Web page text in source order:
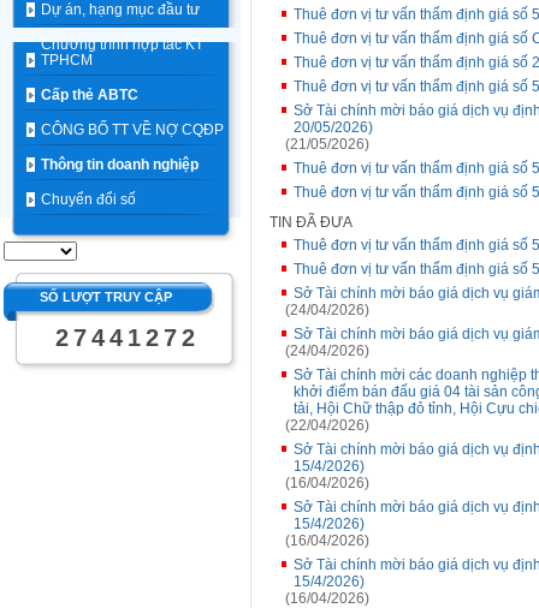
Dự án, hạng mục đầu tư
Chương trình hợp tác KT
TPHCM
Cấp thẻ ABTC
CÔNG BỐ TT VỀ NỢ CQĐP
Thông tin doanh nghiệp
Chuyển đổi số
SỐ LƯỢT TRUY CẬP
2 7 4 4 1 2 7 2
Thuê đơn vị tư vấn thẩm định giá số
Thuê đơn vị tư vấn thẩm định giá số
Thuê đơn vị tư vấn thẩm định giá số
Thuê đơn vị tư vấn thẩm định giá số
Sở Tài chính mời báo giá dịch vụ
20/05/2026)
(21/05/2026)
Thuê đơn vị tư vấn thẩm định giá số
Thuê đơn vị tư vấn thẩm định giá số
TIN ĐÃ ĐƯA
Thuê đơn vị tư vấn thẩm định giá số
Thuê đơn vị tư vấn thẩm định giá số
Sở Tài chính mời báo giá dịch vụ
(24/04/2026)
Sở Tài chính mời báo giá dịch vụ
(24/04/2026)
Sở Tài chính mời các doanh nghiệp
khởi điểm bán đấu giá 04 tài sản
tải, Hội Chữ thập đỏ tỉnh, Hội Cựu
(22/04/2026)
Sở Tài chính mời báo giá dịch vụ
15/4/2026)
(16/04/2026)
Sở Tài chính mời báo giá dịch vụ
15/4/2026)
(16/04/2026)
Sở Tài chính mời báo giá dịch vụ
15/4/2026)
(16/04/2026)